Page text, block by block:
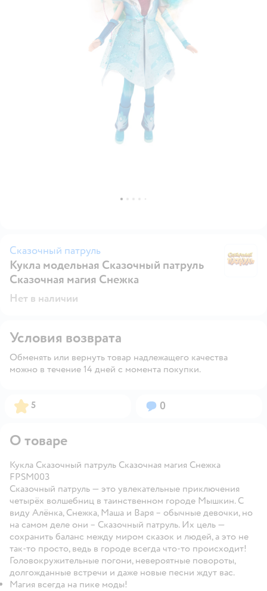
Сказочный патруль
Кукла модельная Сказочный патруль
Сказочная магия Снежка
Нет в наличии
Условия возврата
Обменять или вернуть товар надлежащего качества
можно в течение 14 дней с момента покупки.
Рейтинг:
5 Вопросов:
0
О товаре
Кукла Сказочный патруль Сказочная магия Снежка
FPSM003
Сказочный патруль — это увлекательные приключения
четырёх волшебниц в таинственном городе Мышкин. С
виду Алёнка, Снежка, Маша и Варя – обычные девочки, но
на самом деле они – Сказочный патруль. Их цель —
сохранить баланс между миром сказок и людей, а это не
так-то просто, ведь в городе всегда что-то происходит!
Головокружительные погони, невероятные повороты,
долгожданные встречи и даже новые песни ждут вас.
Магия всегда на пике моды!